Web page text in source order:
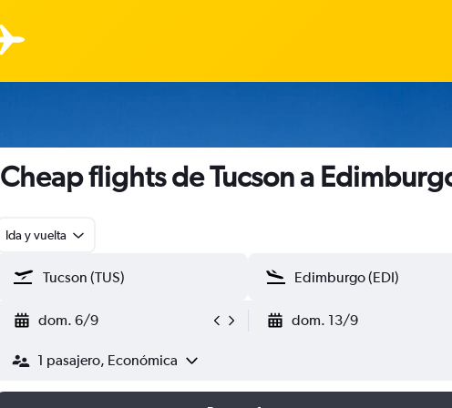
Cheap flights de Tucson a
Ida y vuelta
dom. 6/9 dom. 13/9
1 pasajero, Económica